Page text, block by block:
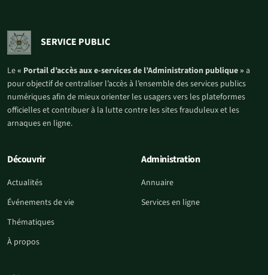
SERVICE PUBLIC
Le« Portail d’accès aux e-services de l’Administration publique » a
pour objectif de centraliser l’accès à l’ensemble des services publics
numériques afin de mieux orienter les usagers vers les plateformes
officielles et contribuer à la lutte contre les sites frauduleux et les
arnaques en ligne.
Découvrir
Actualités
Événements de vie
Thématiques
À propos
Administration
Annuaire
Services en ligne